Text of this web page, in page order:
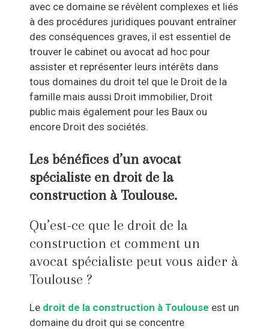
avec ce domaine se révèlent complexes et liés
à des procédures juridiques pouvant entraîner
des conséquences graves, il est essentiel de
trouver le cabinet ou avocat ad hoc pour
assister et représenter leurs intérêts dans
tous domaines du droit tel que le Droit de la
famille mais aussi Droit immobilier, Droit
public mais également pour les Baux ou
encore Droit des sociétés.
Les bénéfices d’un avocat
spécialiste en droit de la
construction à Toulouse.
Qu’est-ce que le droit de la
construction et comment un
avocat spécialiste peut vous aider à
Toulouse ?
Le droit de la construction à Toulouse est un
domaine du droit qui se concentre